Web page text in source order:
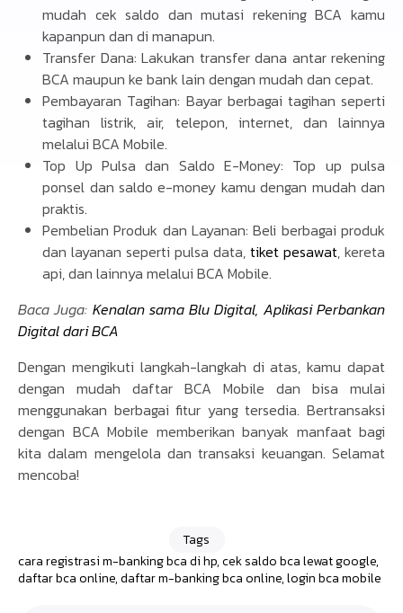
mudah cek saldo dan mutasi rekening BCA kamu
kapanpun dan di manapun.
Transfer Dana: Lakukan transfer dana antar rekening
BCA maupun ke bank lain dengan mudah dan cepat.
Pembayaran Tagihan: Bayar berbagai tagihan seperti
tagihan listrik, air, telepon, internet, dan lainnya
melalui BCA Mobile.
Top Up Pulsa dan Saldo E-Money: Top up pulsa
ponsel dan saldo e-money kamu dengan mudah dan
praktis.
Pembelian Produk dan Layanan: Beli berbagai produk
dan layanan seperti pulsa data,tiket pesawat, kereta
api, dan lainnya melalui BCA Mobile.
Baca Juga: Kenalan sama Blu Digital, Aplikasi Perbankan
Digital dari BCA
Dengan mengikuti langkah-langkah di atas, kamu dapat
dengan mudah daftar BCA Mobile dan bisa mulai
menggunakan berbagai fitur yang tersedia. Bertransaksi
dengan BCA Mobile memberikan banyak manfaat bagi
kita dalam mengelola dan transaksi keuangan. Selamat
mencoba!
Tags
cara registrasi m-banking bca di hp,cek saldo bca lewat google,
daftar bca online,daftar m-banking bca online,login bca mobile